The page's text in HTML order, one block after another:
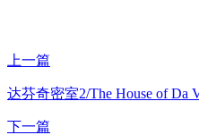
上一篇
达芬奇密室2/The House of Da
下一篇